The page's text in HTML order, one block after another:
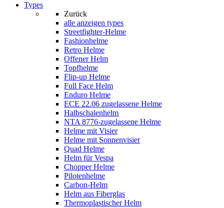
Types
Zurück
alle anzeigen types
Streetfighter-Helme
Fashionhelme
Retro Helme
Offener Helm
Topfhelme
Flip-up Helme
Full Face Helm
Enduro Helme
ECE 22.06 zugelassene Helme
Halbschalenhelm
NTA 8776-zugelassene Helme
Helme mit Visier
Helme mit Sonnenvisier
Quad Helme
Helm für Vespa
Chopper Helme
Pilotenhelme
Carbon-Helm
Helm aus Fiberglas
Thermoplastischer Helm